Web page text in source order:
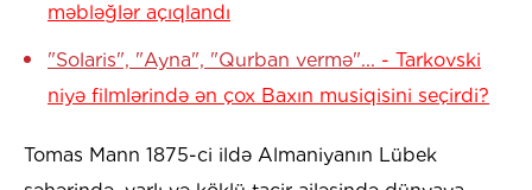
məbləğlər açıqlandı
"Solaris", "Ayna", "Qurban vermə"... - Tarkovski
niyə filmlərində ən çox Baxın musiqisini seçirdi?
Tomas Mann 1875-ci ildə Almaniyanın Lübek